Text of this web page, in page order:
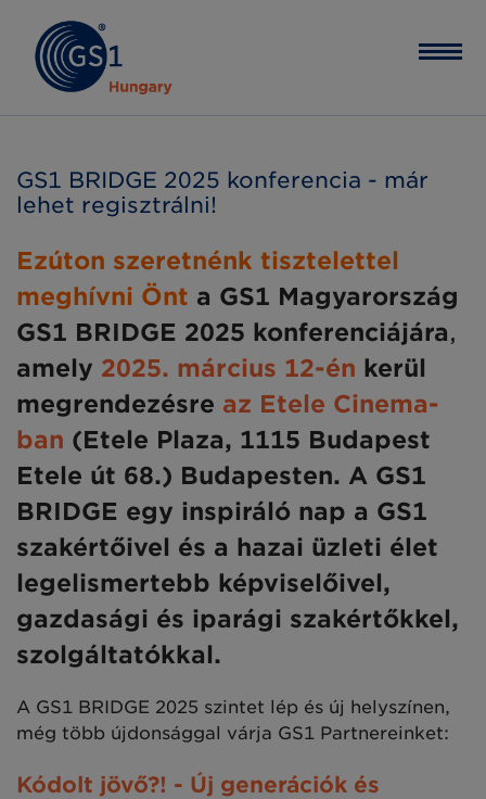
GS1 BRIDGE 2025 konferencia - már
lehet regisztrálni!
Ezúton szeretnénk tisztelettel
meghívni Önt a GS1 Magyarország
GS1 BRIDGE 2025 konferenciájára,
amely 2025. március 12-én kerül
megrendezésre az Etele Cinema-
ban (Etele Plaza, 1115 Budapest
Etele út 68.) Budapesten. A GS1
BRIDGE egy inspiráló nap a GS1
szakértőivel és a hazai üzleti élet
legelismertebb képviselőivel,
gazdasági és iparági szakértőkkel,
szolgáltatókkal.
A GS1 BRIDGE 2025 szintet lép és új helyszínen,
még több újdonsággal várja GS1 Partnereinket:
Kódolt jövő?! - Új generációk és